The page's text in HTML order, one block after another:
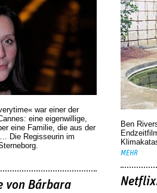
war einer der
eine eigenwillige,
eine ­Familie, die aus der
Die Regisseurin im
von Bárbara
Ben
MEHR